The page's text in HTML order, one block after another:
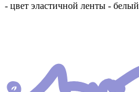
- цвет эластичной ленты - белый